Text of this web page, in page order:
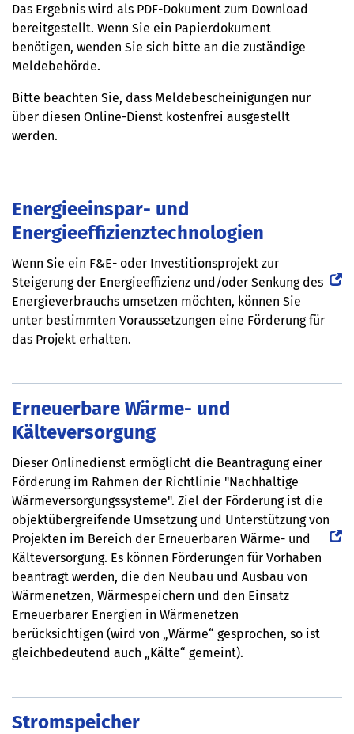
Das Ergebnis wird als PDF-Dokument zum Download
bereitgestellt. Wenn Sie ein Papierdokument
benötigen, wenden Sie sich bitte an die zuständige
Meldebehörde.
Bitte beachten Sie, dass Meldebescheinigungen nur
über diesen Online-Dienst kostenfrei ausgestellt
werden.
Energieeinspar- und
Energieeffizienztechnologien
Wenn Sie ein F&E- oder Investitionsprojekt zur
Steigerung der Energieeffizienz und/oder Senkung des
Energieverbrauchs umsetzen möchten, können Sie
unter bestimmten Voraussetzungen eine Förderung für
das Projekt erhalten.
Erneuerbare Wärme- und
Kälteversorgung
Dieser Onlinedienst ermöglicht die Beantragung einer
Förderung im Rahmen der Richtlinie "Nachhaltige
Wärmeversorgungssysteme". Ziel der Förderung ist die
objektübergreifende Umsetzung und Unterstützung von
Projekten im Bereich der Erneuerbaren Wärme- und
Kälteversorgung. Es können Förderungen für Vorhaben
beantragt werden, die den Neubau und Ausbau von
Wärmenetzen, Wärmespeichern und den Einsatz
Erneuerbarer Energien in Wärmenetzen
berücksichtigen (wird von „Wärme“ gesprochen, so ist
gleichbedeutend auch „Kälte“ gemeint).
Stromspeicher